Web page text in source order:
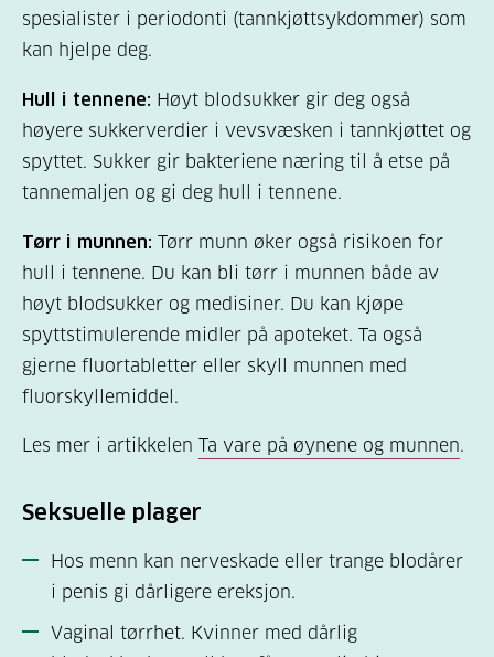
spesialister i periodonti (tannkjøttsykdommer) som
kan hjelpe deg.
Hull i tennene: Høyt blodsukker gir deg også
høyere sukkerverdier i vevsvæsken i tannkjøttet og
spyttet. Sukker gir bakteriene næring til å etse på
tannemaljen og gi deg hull i tennene.
Tørr i munnen: Tørr munn øker også risikoen for
hull i tennene. Du kan bli tørr i munnen både av
høyt blodsukker og medisiner. Du kan kjøpe
spyttstimulerende midler på apoteket. Ta også
gjerne fluortabletter eller skyll munnen med
fluorskyllemiddel.
Les mer i artikkelen Ta vare på øynene og munnen.
Seksuelle plager
Hos menn kan nerveskade eller trange blodårer
i penis gi dårligere ereksjon.
Vaginal tørrhet. Kvinner med dårlig